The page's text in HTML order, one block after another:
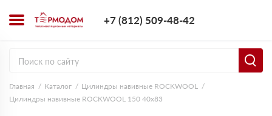
+7 (812) 509-48-42
Главная Каталог
Цилиндры навивные ROCKWOOL
Цилиндры навивные ROCKWOOL 150 40х83